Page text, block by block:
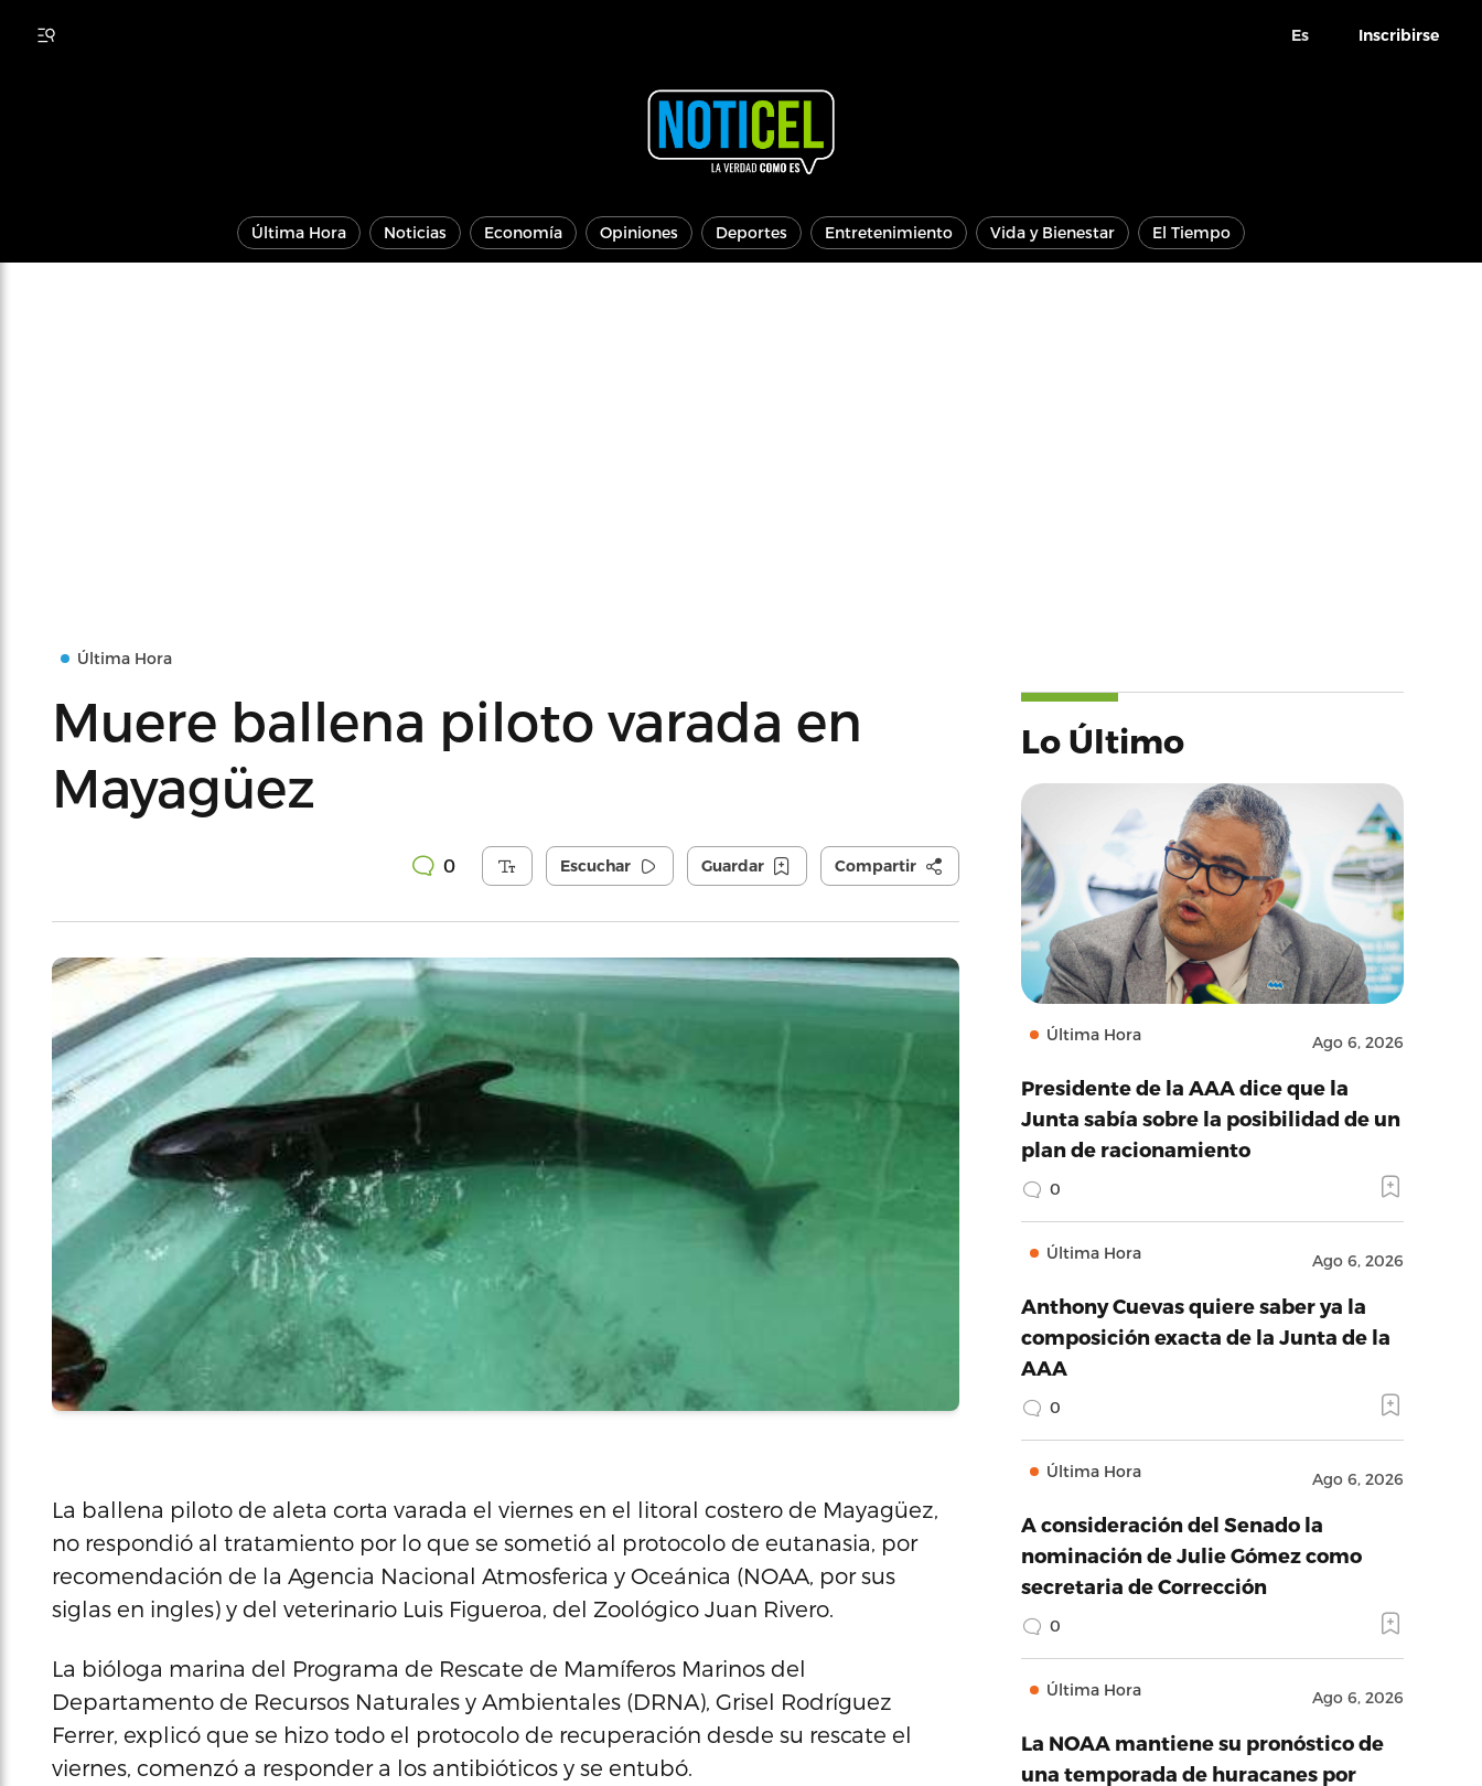
Es Inscribirse
Última Hora Noticias Economía Opiniones Deportes Entretenimiento Vida y Bienestar El Tiempo
Última Hora
Muere ballena piloto varada en
Mayagüez
0 Escuchar Guardar Compartir
La ballena piloto de aleta corta varada el viernes en el litoral costero de Mayagüez,
no respondió al tratamiento por lo que se sometió al protocolo de eutanasia, por
recomendación de la Agencia Nacional Atmosferica y Oceánica (NOAA, por sus
siglas en ingles) y del veterinario Luis Figueroa, del Zoológico Juan Rivero.
La bióloga marina del Programa de Rescate de Mamíferos Marinos del
Departamento de Recursos Naturales y Ambientales (DRNA), Grisel Rodríguez
Ferrer, explicó que se hizo todo el protocolo de recuperación desde su rescate el
viernes, comenzó a responder a los antibióticos y se entubó.
Lo Último
Última Hora Ago 6, 2026
Presidente de la AAA dice que la
Junta sabía sobre la posibilidad de un
plan de racionamiento
0
Última Hora Ago 6, 2026
Anthony Cuevas quiere saber ya la
composición exacta de la Junta de la
AAA
0
Última Hora Ago 6, 2026
A consideración del Senado la
nominación de Julie Gómez como
secretaria de Corrección
0
Última Hora Ago 6, 2026
La NOAA mantiene su pronóstico de
una temporada de huracanes por